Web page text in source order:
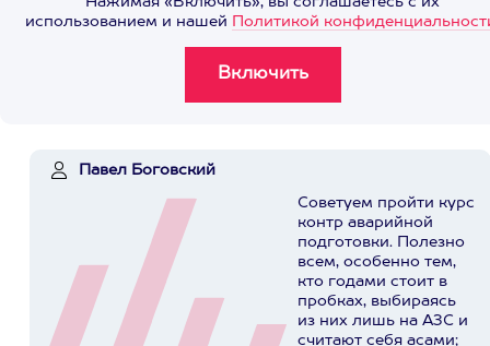
использованием и нашей Политикой
Павел Боговский
Советуем пройти курс
контр аварийной
подготовки. Полезно
всем, особенно тем,
кто годами стоит в
пробках, выбираясь
из них лишь на АЗС и
считают себя асами;